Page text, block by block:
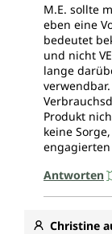
M.E. sollte
eben eine
bedeutet
und nicht
lange
Produkt
keine
engagierten
Antworten
Christine